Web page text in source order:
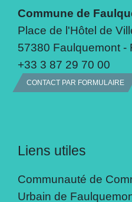
Commune de
Place de l'Hôtel de
57380 Faulquemont -
+33 3 87 29 70 00
CONTACT PAR FORMULAIRE
Liens utiles
Communauté de
Urbain de